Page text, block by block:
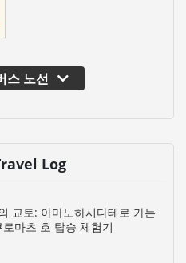
스 노선
Log
교토: 아마노하시다테로 가는
로마츠 호 탑승 체험기